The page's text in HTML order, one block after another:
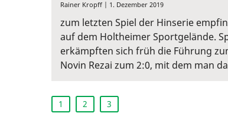
Rainer Kropff | 1. Dezember 2019
zum letzten Spiel der Hinserie
auf dem Holtheimer Sportgelände.
erkämpften sich früh die Führung
Novin Rezai zum 2:0, mit dem man
1 2 3